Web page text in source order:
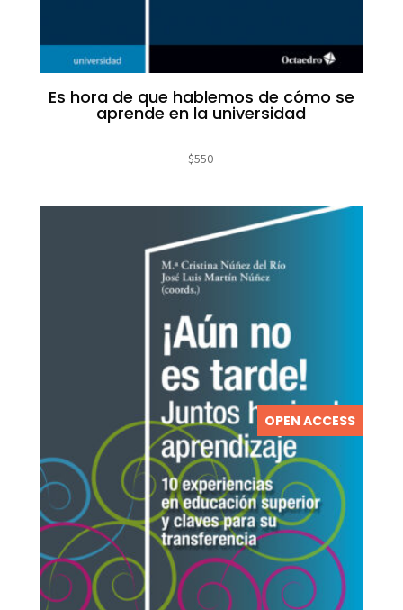
Es hora de que hablemos de cómo se
aprende en la universidad
$550
OPEN ACCESS